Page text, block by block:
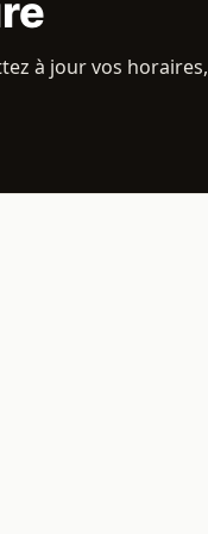
à jour vos horaires,